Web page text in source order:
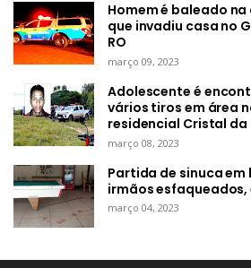
Homem é baleado
que invadiu casa no
RO
março 09, 2023
Adolescente é
vários tiros em área
residencial Cristal da
março 08, 2023
Partida de sinuca
irmãos esfaqueados,
março 04, 2023